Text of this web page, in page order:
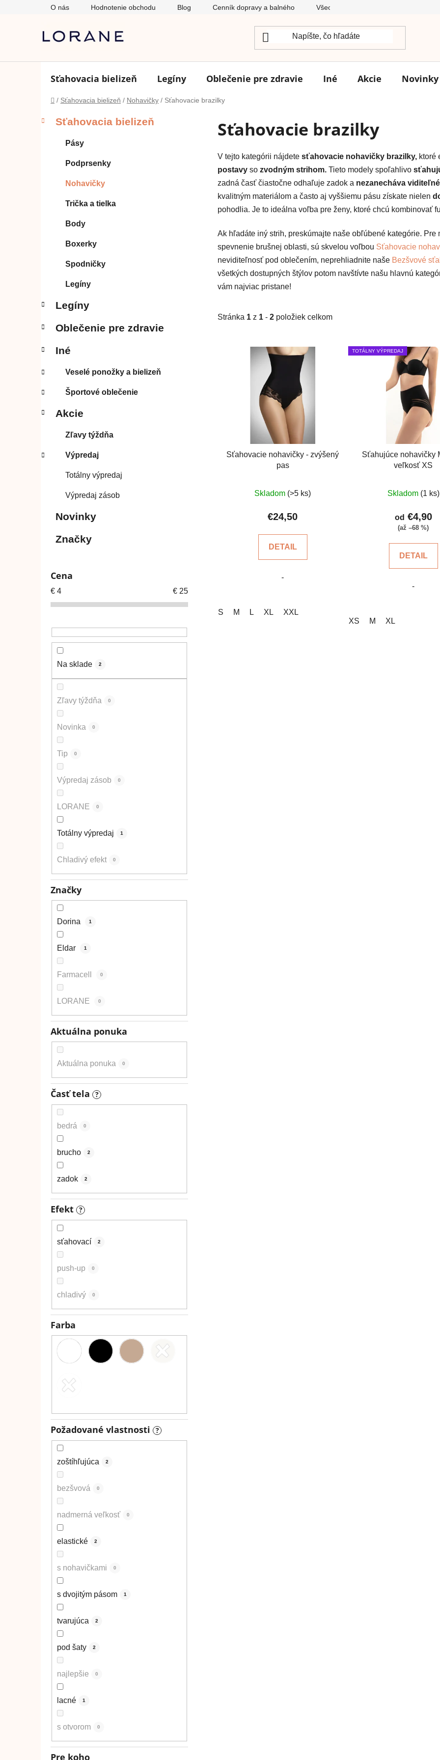
O nás Hodnotenie obchodu Blog Cenník dopravy a balného Všeobecné obchodné podmienky
Sťahovacia bielizeň Legíny Oblečenie pre zdravie Iné Akcie Novinky
Domov
/ Sťahovacia bielizeň / Nohavičky / Sťahovacie brazilky
B
o
kategórie
K
a
Sťahovacia bielizeň
Pásy
Podprsenky
Nohavičky
Trička a tielka
Body
Boxerky
Spodničky
Legíny
Legíny
Oblečenie pre zdravie
Iné
Veselé ponožky a bielizeň
Športové oblečenie
Akcie
Zľavy týždňa
Výpredaj
Totálny výpredaj
Výpredaj zásob
Novinky
Značky
Cena
€ 4 € 25
Na sklade 2
Zľavy týždňa 0
Novinka 0
Tip 0
Výpredaj zásob 0
LORANE 0
Totálny výpredaj 1
Chladivý efekt 0
Značky
Dorina 1
Eldar 1
Farmacell 0
LORANE 0
Aktuálna ponuka
Aktuálna ponuka 0
Časť tela ?
bedrá 0
brucho 2
zadok 2
Efekt ?
sťahovací 2
push-up 0
chladivý 0
Farba
Požadované vlastnosti ?
zoštíhľujúca 2
bezšvová 0
nadmerná veľkosť 0
elastické 2
s nohavičkami 0
s dvojitým pásom 1
tvarujúca 2
pod šaty 2
najlepšie 0
lacné 1
s otvorom 0
Pre koho
Sťahovacie brazilky
V tejto kategórii nájdete sťahovacie nohavičky brazilky, ktoré
postavy so zvodným strihom. Tieto modely spoľahlivo
zadná časť čiastočne odhaľuje zadok a nezanecháva
kvalitným materiálom a často aj vyššiemu pásu získate nielen
pohodlia. Je to ideálna voľba pre ženy, ktoré chcú kombinovať
Ak hľadáte iný strih, preskúmajte naše obľúbené kategórie. Pre
spevnenie brušnej oblasti, sú skvelou voľbou Sťahovacie
neviditeľnosť pod oblečením, neprehliadnite naše Bezšvové
všetkých dostupných štýlov potom navštívte našu hlavnú
vám najviac pristane!
Stránka 1 z 1 - 2 položiek celkom
Sťahovacie nohavičky - zvýšený
pas
hodnotenie
produktu
z
hviezdičiek.
Skladom (>5 ks)
€24,50
DETAIL
-
S M L XL XXL
TOTÁLNY VÝPREDAJ
Sťahujúce nohavičky
veľkosť XS
produktu
je
z
Skladom (1 ks)
od €4,90
(až –68 %)
DETAIL
-
XS M XL